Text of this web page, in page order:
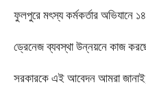
ফুলপুরে মৎস্য কর্মকর্তার অভিযানে
ড্রেনেজ ব্যবস্থা উন্নয়নে কাজ
সরকারকে এই আবেদন আমরা জানাই,